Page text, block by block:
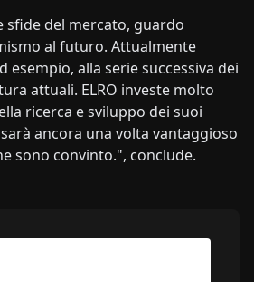
sfide del mercato, guardo
al futuro. Attualmente
esempio, alla serie successiva dei
attuali. ELRO investe molto
ricerca e sviluppo dei suoi
ancora una volta vantaggioso
sono convinto.", conclude.